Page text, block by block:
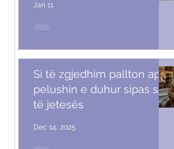
Jan 11
Si të zgjedhim pallton apo
pelushin e duhur sipas stilit
të jetesës
Dec 14, 2025